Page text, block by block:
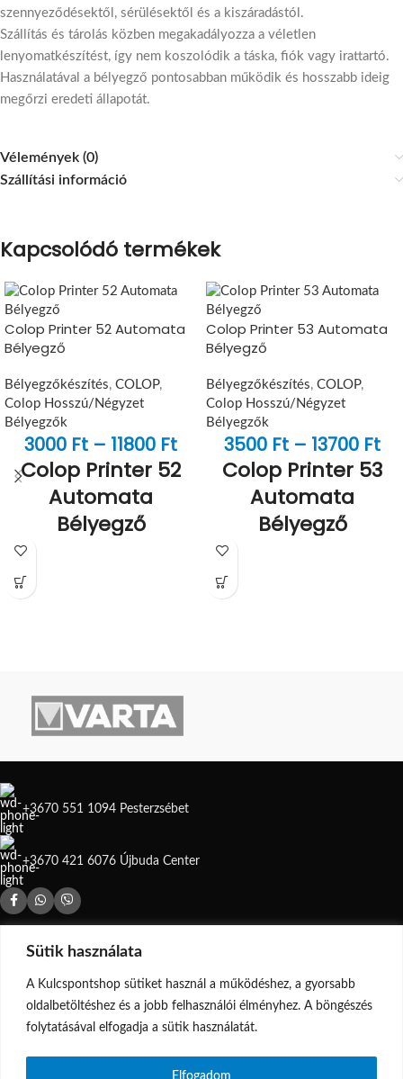
Sütik használata
A Kulcspontshop sütiket használ a működéshez, a gyorsabb
oldalbetöltéshez és a jobb felhasználói élményhez. A böngészés
folytatásával elfogadja a sütik használatát.
Elfogadom
szennyeződésektől, sérülésektől és a kiszáradástól.
Szállítás és tárolás közben megakadályozza a véletlen
lenyomatkészítést, így nem koszolódik a táska, fiók vagy irattartó.
Használatával a bélyegző pontosabban működik és hosszabb ideig
megőrzi eredeti állapotát.
Vélemények (0)
Szállítási információ
Kapcsolódó termékek
Colop Printer 52 Automata
Bélyegző
Bélyegzőkészítés, COLOP,
Colop Hosszú/Négyzet
Bélyegzők
3000 Ft – 11800 Ft
Colop Printer 52
Automata
Bélyegző
Colop Printer 52
önfestékező bélyegző
Cserepárna ebbe a típusba:Colop
Colop Printer 53 Automata
Bélyegző
Bélyegzőkészítés, COLOP,
Colop Hosszú/Négyzet
Bélyegzők
3500 Ft – 13700 Ft
Colop Printer 53
Automata
Bélyegző
Colop Printer 53
önfestékező bélyegző
+3670 551 1094 Pesterzsébet
+3670 421 6076 Újbuda Center
ÜZLETEINK
Árukereső.hu